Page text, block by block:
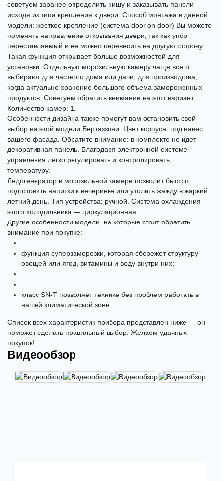
советуем заранее определить нишу и заказывать панели
исходя из типа крепления к двери. Способ монтажа в данной
модели: жесткое крепление (система door on door) Вы можете
поменять направление открывания двери, так как упор
переставляемый и ее можно перевесить на другую сторону.
Такая функция открывает больше возможностей для
установки. Отдельную морозильную камеру чаще всего
выбирают для частного дома или дачи, для производства,
когда актуально хранение большого объема замороженных
продуктов. Советуем обратить внимание на этот вариант.
Количество камер: 1.
Особенности дизайна также помогут вам остановить свой
выбор на этой модели Бертаззони. Цвет корпуса: под навес
вашего фасада. Обратите внимание: в комплекте не идет
декоративная панель. Благодаря электронной системе
управления легко регулировать и контролировать
температуру.
Ледогенератор в морозильной камере позволит быстро
подготовить напитки к вечеринке или утолить жажду в жаркий
летний день. Тип устройства: ручной. Система охлаждения
этого холодильника — циркуляционная .
Другие особенности модели, на которые стоит обратить
внимание при покупке:
функция суперзаморозки, которая сбережет структуру
овощей или ягод, витамины и воду внутри них;
класс SN-T позволяет технике без проблем работать в
нашей климатической зоне.
Список всех характеристик прибора представлен ниже — он
поможет сделать правильный выбор. Желаем удачных
покупок!
Видеообзор